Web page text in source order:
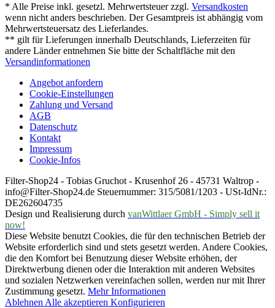
* Alle Preise inkl. gesetzl. Mehrwertsteuer zzgl. Versandkosten
wenn nicht anders beschrieben. Der Gesamtpreis ist abhängig vom
Mehrwertsteuersatz des Lieferlandes.
** gilt für Lieferungen innerhalb Deutschlands, Lieferzeiten für
andere Länder entnehmen Sie bitte der Schaltfläche mit den
Versandinformationen
Angebot anfordern
Cookie-Einstellungen
Zahlung und Versand
AGB
Datenschutz
Kontakt
Impressum
Cookie-Infos
Filter-Shop24 - Tobias Gruchot - Krusenhof 26 - 45731 Waltrop -
info@Filter-Shop24.de Steuernummer: 315/5081/1203 - USt-IdNr.:
DE262604735
Design und Realisierung durch vanWittlaer GmbH - Simply sell it
now!
Diese Website benutzt Cookies, die für den technischen Betrieb der
Website erforderlich sind und stets gesetzt werden. Andere Cookies,
die den Komfort bei Benutzung dieser Website erhöhen, der
Direktwerbung dienen oder die Interaktion mit anderen Websites
und sozialen Netzwerken vereinfachen sollen, werden nur mit Ihrer
Zustimmung gesetzt. Mehr Informationen
Ablehnen Alle akzeptieren Konfigurieren